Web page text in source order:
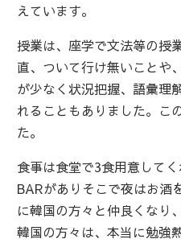
えています。
授業は、座学で文法等の授
直、ついて行け無いことや
が少なく状況把握、語彙理
れることもありました。こ
た。
食事は食堂で3食用意して
BARがありそこで夜はお酒
に韓国の方々と仲良くなり
韓国の方々は、本当に勉強